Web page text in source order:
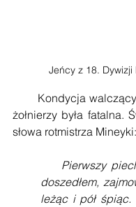
Jeńcy z 18. Dywizji
Kondycja
żołnierzy była fatalna.
słowa rotmistrza Mineyki:
Pierwszy
doszedłem,
leżąc i pół śpiąc.